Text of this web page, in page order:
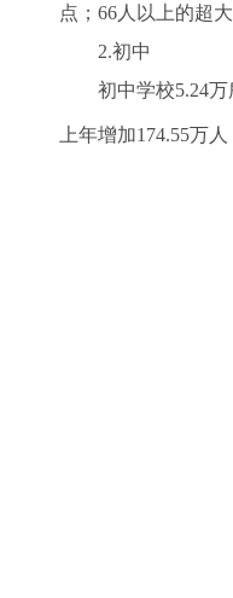
点；66人以上的超
2.初中
初中学校5.24万所
上年增加174.55万